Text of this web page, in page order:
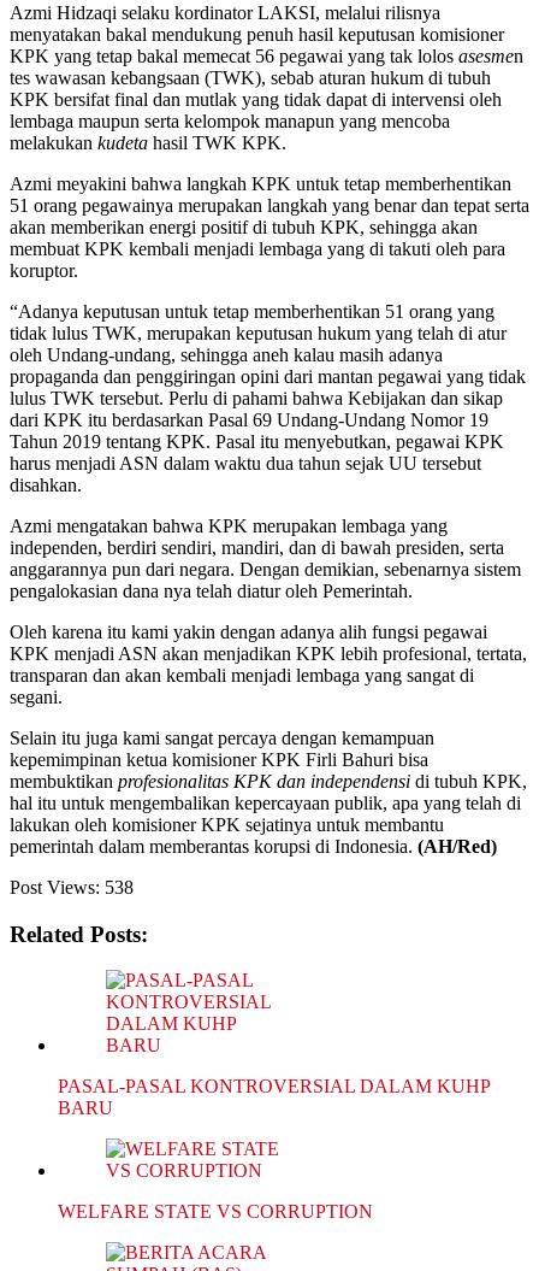
Azmi Hidzaqi selaku kordinator LAKSI, melalui rilisnya
menyatakan bakal mendukung penuh hasil keputusan komisioner
KPK yang tetap bakal memecat 56 pegawai yang tak lolos asesmen
tes wawasan kebangsaan (TWK), sebab aturan hukum di tubuh
KPK bersifat final dan mutlak yang tidak dapat di intervensi oleh
lembaga maupun serta kelompok manapun yang mencoba
melakukan kudeta hasil TWK KPK.
Azmi meyakini bahwa langkah KPK untuk tetap memberhentikan
51 orang pegawainya merupakan langkah yang benar dan tepat serta
akan memberikan energi positif di tubuh KPK, sehingga akan
membuat KPK kembali menjadi lembaga yang di takuti oleh para
koruptor.
“Adanya keputusan untuk tetap memberhentikan 51 orang yang
tidak lulus TWK, merupakan keputusan hukum yang telah di atur
oleh Undang-undang, sehingga aneh kalau masih adanya
propaganda dan penggiringan opini dari mantan pegawai yang tidak
lulus TWK tersebut. Perlu di pahami bahwa Kebijakan dan sikap
dari KPK itu berdasarkan Pasal 69 Undang-Undang Nomor 19
Tahun 2019 tentang KPK. Pasal itu menyebutkan, pegawai KPK
harus menjadi ASN dalam waktu dua tahun sejak UU tersebut
disahkan.
Azmi mengatakan bahwa KPK merupakan lembaga yang
independen, berdiri sendiri, mandiri, dan di bawah presiden, serta
anggarannya pun dari negara. Dengan demikian, sebenarnya sistem
pengalokasian dana nya telah diatur oleh Pemerintah.
Oleh karena itu kami yakin dengan adanya alih fungsi pegawai
KPK menjadi ASN akan menjadikan KPK lebih profesional, tertata,
transparan dan akan kembali menjadi lembaga yang sangat di
segani.
Selain itu juga kami sangat percaya dengan kemampuan
kepemimpinan ketua komisioner KPK Firli Bahuri bisa
membuktikan profesionalitas KPK dan independensi di tubuh KPK,
hal itu untuk mengembalikan kepercayaan publik, apa yang telah di
lakukan oleh komisioner KPK sejatinya untuk membantu
pemerintah dalam memberantas korupsi di Indonesia. (AH/Red)
Post Views: 538
Related Posts:
PASAL-PASAL KONTROVERSIAL DALAM KUHP
BARU
WELFARE STATE VS CORRUPTION